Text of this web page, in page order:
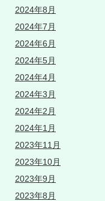
2024年8月
2024年7月
2024年6月
2024年5月
2024年4月
2024年3月
2024年2月
2024年1月
2023年11月
2023年10月
2023年9月
2023年8月